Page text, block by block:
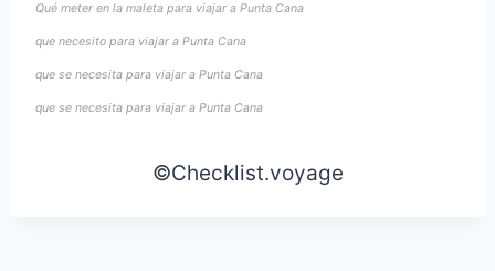
Qué meter en la maleta para viajar a Punta Cana
que necesito para viajar a Punta Cana
que se necesita para viajar a Punta Cana
que se necesita para viajar a Punta Cana
©Checklist.voyage